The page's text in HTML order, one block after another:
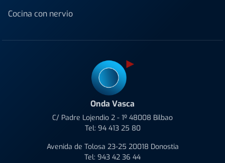
Cocina con nervio
Onda Vasca
C/ Padre Lojendio 2 - 1º 48008 Bilbao
Tel: 94 413 25 80
Avenida de Tolosa 23-25 20018 Donostia
Tel: 943 42 36 44